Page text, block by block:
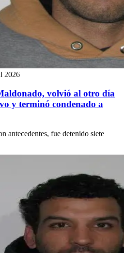
2026
volvió al otro día
y terminó condenado a
antecedentes, fue detenido siete